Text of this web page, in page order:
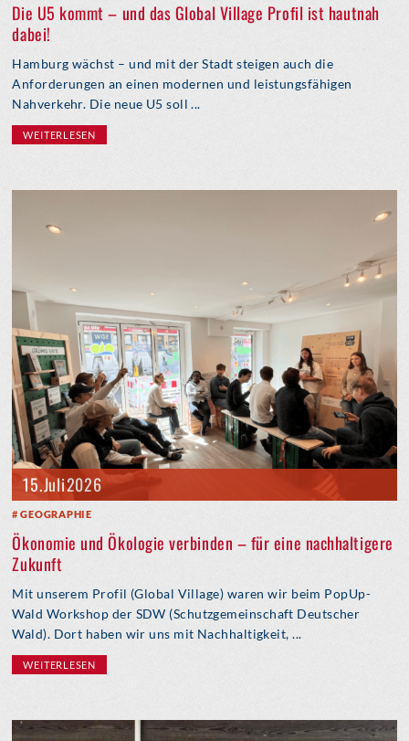
Die U5 kommt – und das Global Village Profil ist hautnah
dabei!
Hamburg wächst – und mit der Stadt steigen auch die
Anforderungen an einen modernen und leistungsfähigen
Nahverkehr. Die neue U5 soll ...
WEITERLESEN
15. Juli 2026
GEOGRAPHIE
Ökonomie und Ökologie verbinden – für eine nachhaltigere
Zukunft
Mit unserem Profil (Global Village) waren wir beim PopUp-
Wald Workshop der SDW (Schutzgemeinschaft Deutscher
Wald). Dort haben wir uns mit Nachhaltigkeit, ...
WEITERLESEN